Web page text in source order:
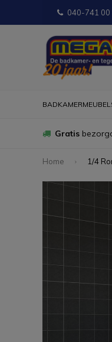
040-741 00
Gratis
Home 1/4